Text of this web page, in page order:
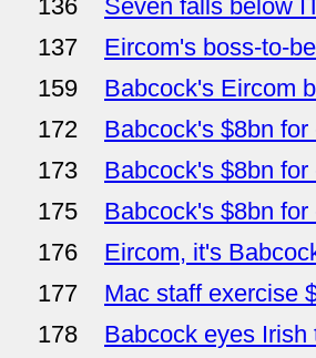
136
Seven falls below
137
Eircom's boss-to-
159
Babcock's Eircom
172
Babcock's $8bn
173
Babcock's $8bn
175
Babcock's $8bn
176
Eircom, it's
177
Mac staff exercise
178
Babcock eyes Irish